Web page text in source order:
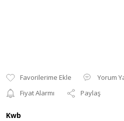
Yorum
Fiyat Alarmı
Paylaş
Kwb